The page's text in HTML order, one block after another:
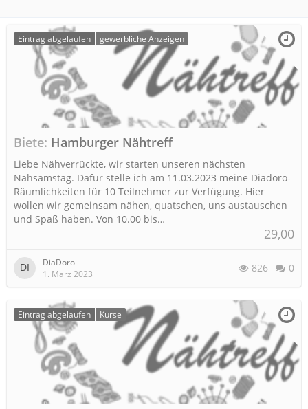
Eintrag abgelaufen gewerbliche Anzeigen
Biete Hamburger Nähtreff
Liebe Nähverrückte, wir starten unseren nächsten
Nähsamstag. Dafür stelle ich am 11.03.2023 meine Diadoro-
Räumlichkeiten für 10 Teilnehmer zur Verfügung. Hier
wollen wir gemeinsam nähen, quatschen, uns austauschen
und Spaß haben. Von 10.00 bis…
29,00
DiaDoro
1. März 2023
826 0
Eintrag abgelaufen Kurse